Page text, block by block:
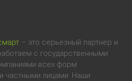
– это серьёзный партнёр и
с государственными
всех форм
частными лицами. Наши